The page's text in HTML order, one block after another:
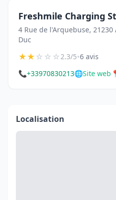
Freshmile Charging
4 Rue de l'Arquebuse, 21230
Duc
★★☆☆☆2.3/5•6 avis
📞+33970830213🌐Site web
Localisation